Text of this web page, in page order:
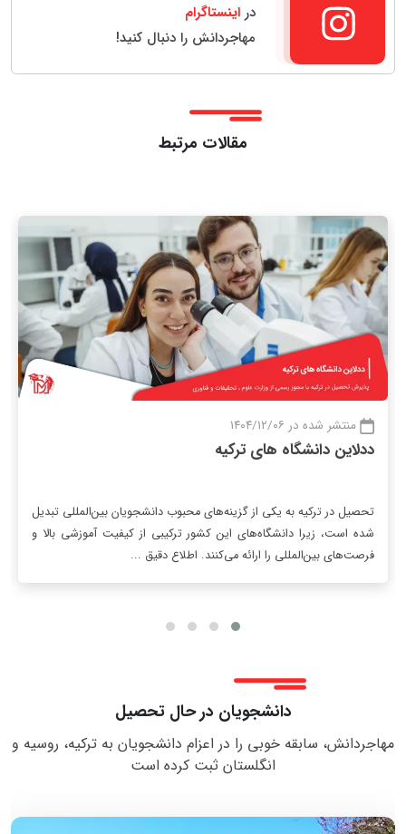
در اینستاگرام
مهاجردانش را دنبال کنید!
مقالات مرتبط
منتشر شده در ۱۴۰۴/۱۲/۰۶
ددلاین دانشگاه های ترکیه
تحصیل در ترکیه به یکی از گزینه‌های محبوب دانشجویان بین‌المللی تبدیل
شده است، زیرا دانشگاه‌های این کشور ترکیبی از کیفیت آموزشی بالا و
فرصت‌های بین‌المللی را ارائه می‌کنند. اطلاع دقیق ...
دانشجویان در حال تحصیل
مهاجردانش، سابقه خوبی را در اعزام دانشجویان به ترکیه، روسیه و
انگلستان ثبت کرده است